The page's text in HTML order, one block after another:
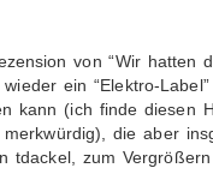
von “Wir hatten
ein “Elektro-
kann (ich finde diesen
die aber
tdackel, zum Vergrößern